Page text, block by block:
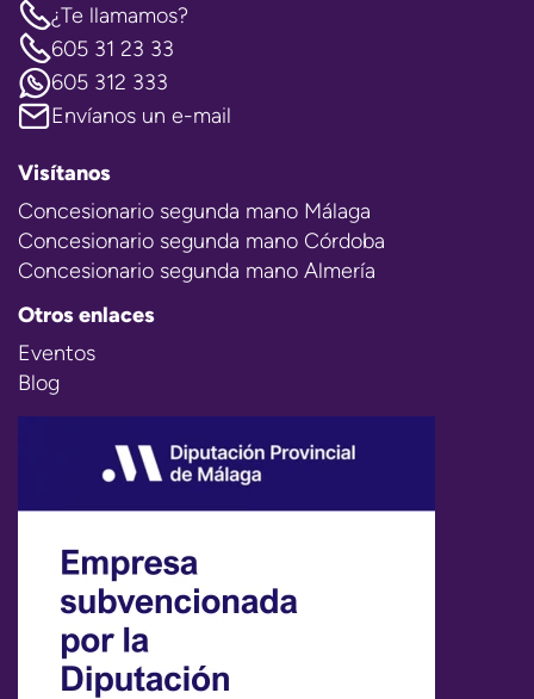
¿Te llamamos?
605 31 23 33
605 312 333
Envíanos un e-mail
Visítanos
Concesionario segunda mano Málaga
Concesionario segunda mano Córdoba
Concesionario segunda mano Almería
Otros enlaces
Eventos
Blog